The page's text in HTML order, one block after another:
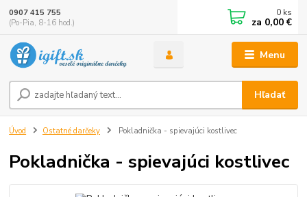
Menu
Hľadať
0907 415 755
(Po-Pia, 8-16 hod.)
0 ks
za 0,00 €
Úvod Ostatné darčeky Pokladnička - spievajúci kostlivec
Pokladnička - spievajúci kostlivec